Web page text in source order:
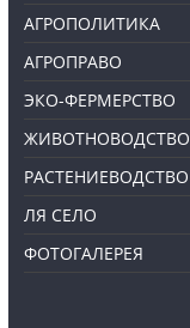
АГРОПОЛИТИКА
АГРОПРАВО
ЭКО-ФЕРМЕРСТВО
ЖИВОТНОВОДСТВО
РАСТЕНИЕВОДСТВО
ЛЯ СЕЛО
ФОТОГАЛЕРЕЯ